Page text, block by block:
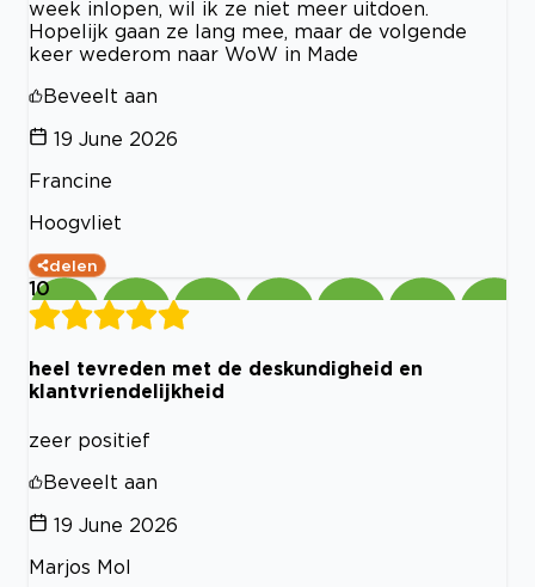
week inlopen, wil ik ze niet meer uitdoen.
Hopelijk gaan ze lang mee, maar de volgende
keer wederom naar WoW in Made
Beveelt aan
19 June 2026
Francine
Hoogvliet
delen
10
heel tevreden met de deskundigheid en
klantvriendelijkheid
zeer positief
Beveelt aan
19 June 2026
Marjos Mol